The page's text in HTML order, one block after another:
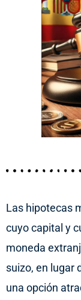
Las hipotecas
cuyo capital y
moneda
suizo, en lugar
una opción